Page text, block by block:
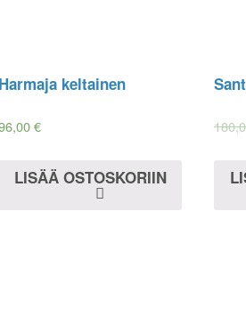
keltainen
€
LISÄÄ OSTOSKORIIN